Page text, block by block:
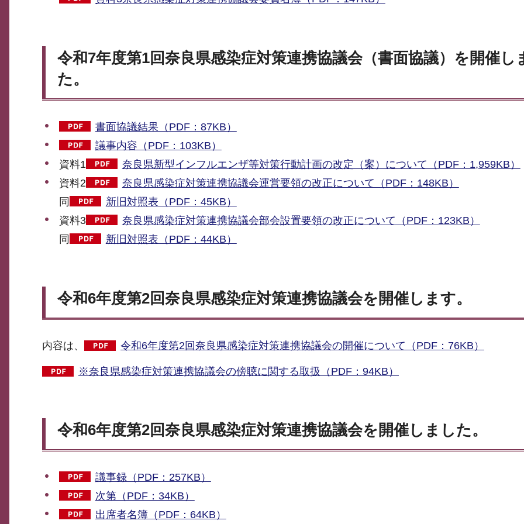
令和7年度第1回奈良県感染症対策連携協議会（書面協議）を開催し
た。
書面協議結果（PDF：87KB）
議事内容（PDF：103KB）
資料1
奈良県新型インフルエンザ等対策行動計画の改定（案）について（PDF：1,959KB）
資料2
奈良県感染症対策連携協議会運営要領の改正について（PDF：148KB）
同
新旧対照表（PDF：45KB）
資料3
奈良県感染症対策連携協議会部会設置要領の改正について（PDF：123KB）
同
新旧対照表（PDF：44KB）
令和6年度第2回奈良県感染症対策連携協議会を開催します。
内容は、 令和6年度第2回奈良県感染症対策連携協議会の開催について（PDF：76KB）
※奈良県感染症対策連携協議会の傍聴に関する取扱（PDF：94KB）
令和6年度第2回奈良県感染症対策連携協議会を開催しました。
議事録（PDF：257KB）
次第（PDF：34KB）
出席者名簿（PDF：64KB）